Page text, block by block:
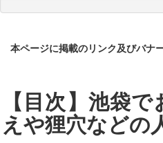
本ページに掲載のリンク及びバナ
【目次】池袋
えや狸穴などの